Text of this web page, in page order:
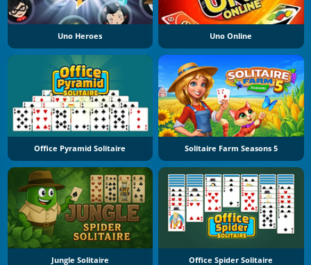
Uno Heroes Uno Online
Office Pyramid Solitaire Solitaire Farm Seasons 5
Jungle Solitaire Office Spider Solitaire